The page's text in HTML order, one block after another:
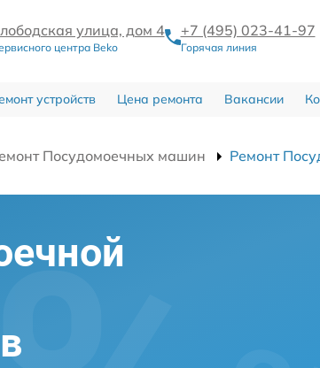
улица, дом 4
центра Beko
+7 (495) 023-41-97
Горячая линия
устройств Цена ремонта Вакансии
Посудомоечных машин Ремонт